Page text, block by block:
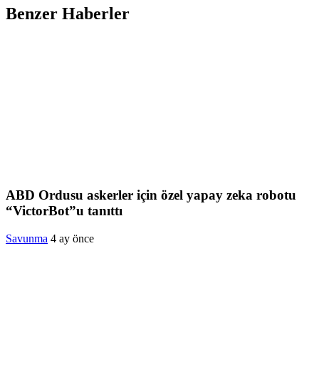
Benzer Haberler
ABD Ordusu askerler için özel yapay zeka robotu
“VictorBot”u tanıttı
Savunma 4 ay önce